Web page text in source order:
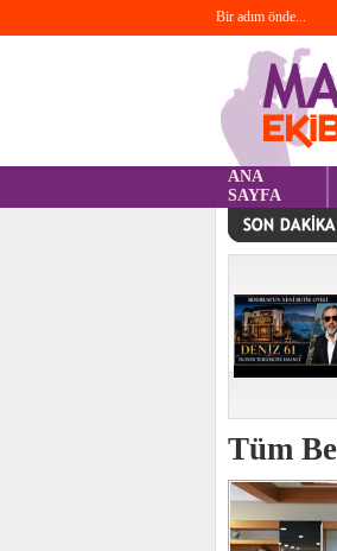
Bir adım önde...
ANA
SAYFA
Tüm